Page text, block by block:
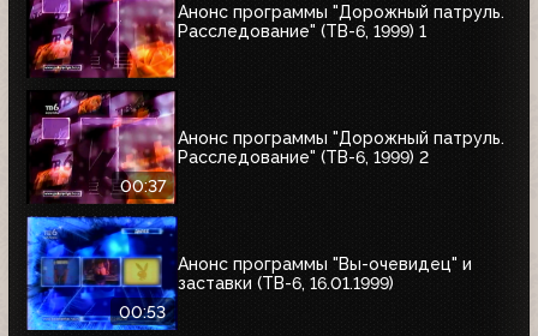
Анонс программы "Дорожный патруль.
Расследование" (ТВ-6, 1999) 1
00:37
Анонс программы "Дорожный патруль.
Расследование" (ТВ-6, 1999) 2
00:53
Анонс программы "Вы-очевидец" и
заставки (ТВ-6, 16.01.1999)